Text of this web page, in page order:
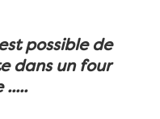
possible de
dans un four
.....